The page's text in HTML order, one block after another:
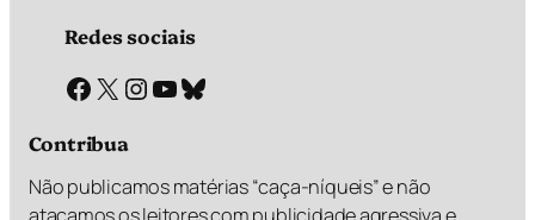
Redes sociais
Facebook X Instagram Youtube Bluesky
Contribua
Não publicamos matérias “caça-níqueis” e não